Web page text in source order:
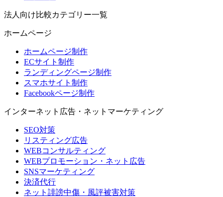
法人向け比較カテゴリー一覧
ホームページ
ホームページ制作
ECサイト制作
ランディングページ制作
スマホサイト制作
Facebookページ制作
インターネット広告・ネットマーケティング
SEO対策
リスティング広告
WEBコンサルティング
WEBプロモーション・ネット広告
SNSマーケティング
決済代行
ネット誹謗中傷・風評被害対策